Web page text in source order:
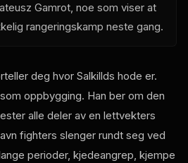
Gamrot, noe som viser at
rangeringskamp neste gang.
deg hvor Salkillds hode er.
oppbygging. Han ber om den
alle deler av en lettvekters
fighters slenger rundt seg ved
perioder, kjedeangrep, kjempe